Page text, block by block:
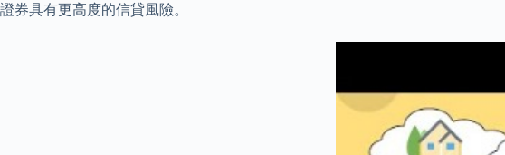
證券具有更高度的信貸風險。